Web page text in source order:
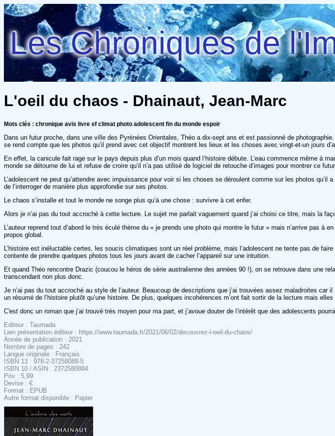
Les Chroniques de
L'oeil du chaos - Dhainaut, Jean-Marc
Mots clés : chronique avis livre sf climat photo adolescent fin du monde espoir
Dans un futur proche, dans une ville des Pyrénées Orientales, Théo a dix-sept ans et est passionné de
se rend compte que les photos qu’il prend avec cet objectif montrent les lieux et les choses avec vingt-et-un jours
En effet, la canicule fait rage sur le pays depuis plus d’un mois quand l’histoire débute. L’eau commence même à
monde se détourne de lui et refuse de croire qu’il n’a pas utilisé de logiciel de retouche d’images pour montrer ce
L’adolescent ne peut qu’attendre avec impuissance pour voir si les choses se déroulent comme sur les photos
de l’interroger de manière plus approfondie sur ses photos.
Le chaos s’installe et tout le monde ne songe plus qu’à une chose : survivre à cet enfer.
Alors je n’ai pas du tout accroché à cette lecture. Le sujet me parlait vaguement quand j’ai choisi ce titre, mais la
L’auteur reprend tout d’abord le très éculé thème du « je prends une photo qui montre le futur » mais n’arrive pas
propos global.
L’histoire est inéluctable certes, les soucis climatiques sont un réel problème, mais l’adolescent ne tente pas de
contente de prendre quelques photos tous les jours avant de cacher l’appareil sur une intuition.
Et quand Théo rencontre Drazic (coucou le héros de série australienne des années 90 !), on se retrouve dans une
transcendant non plus donc.
Je n’ai pas du tout accroché au style de l’auteur. Beaucoup de descriptions que j’ai trouvées assez maladroites
un résumé de l’histoire plutôt qu’une histoire. De plus, quelques incohérences m’ont fait sortir de la lecture mais
C'est donc un roman que j’ai trouvé très moyen pour ma part, et j’avoue douter de l’intérêt que des adolescents
Editeur : Taurnada
Lien présentation éditeur : https://www.taurnada.fr/2021/06/02/decouvrez-l-oeil-du-chaos/
Année de publication : 2021
Nombre de pages : 242
Langue originale : Français
ISBN 13 : 978-2-37258088-5
ISBN 10 / ASIN : 2372580884
Prix : 5,99
Devise : €
Format : EPUB
Autre format disponible : Papier